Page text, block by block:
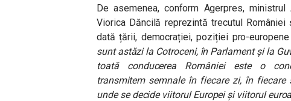
De asemenea, conform Agerpres,
Viorica Dăncilă reprezintă trecutul
dată țării, democrației, poziției pro-
sunt astăzi la Cotroceni, în Parlament și la
toată conducerea României este o
transmitem semnale în fiecare zi, în
unde se decide viitorul Europei și viitorul